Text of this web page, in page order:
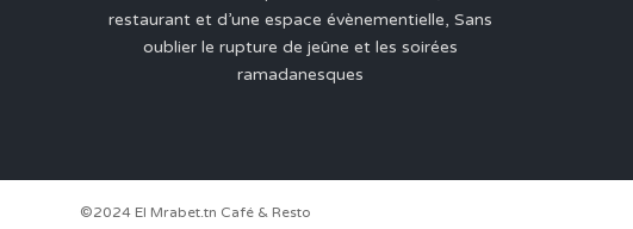
restaurant et d’une espace évènementielle, Sans
oublier le rupture de jeûne et les soirées
ramadanesques
©2024 El Mrabet.tn Café & Resto